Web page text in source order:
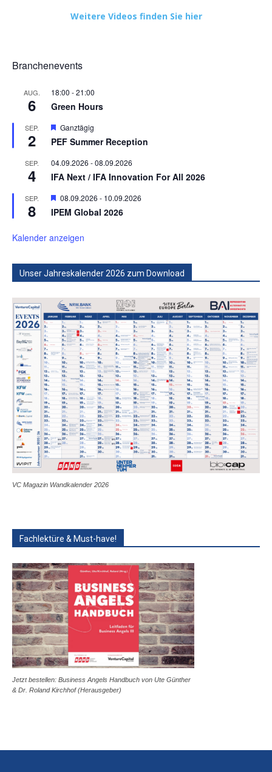
Weitere Videos finden Sie hier
Branchenevents
AUG.
6
18:00 -21:00
Green Hours
SEP.
2
Hervorgehoben
Ganztägig
PEF Summer Reception
SEP.
4
04.09.2026 -08.09.2026
IFA Next / IFA Innovation For All 2026
SEP.
8
Hervorgehoben
08.09.2026 - 10.09.2026
IPEM Global 2026
Kalender anzeigen
Unser Jahreskalender 2026 zum Download
VC Magazin Wandkalender 2026
Fachlektüre & Must-have!
Jetzt bestellen: Business Angels Handbuch von Ute Günther
& Dr. Roland Kirchhof (Herausgeber)